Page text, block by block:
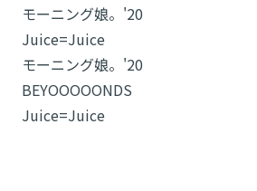
モーニング娘。'20
Juice=Juice
モーニング娘。'20
BEYOOOOONDS
Juice=Juice